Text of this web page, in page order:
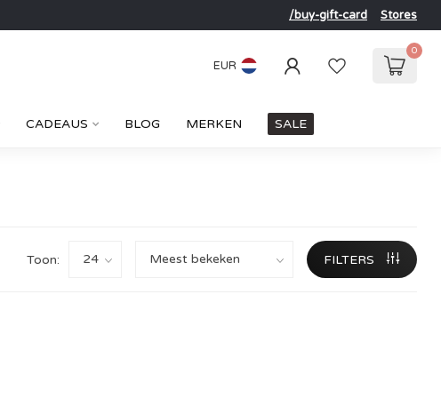
/buy-gift-card Stores
EUR
0
CADEAUS BLOG MERKEN SALE
Toon: FILTERS